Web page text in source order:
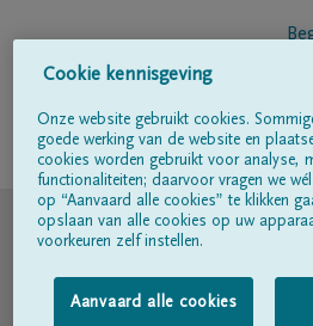
Volg ons op
© DELA
Cookie kennisgeving
Onze website gebruikt cookies.
goede werking van de website en
cookies worden gebruikt voor analyse,
functionaliteiten; daarvoor vragen we
op “Aanvaard alle cookies” te klikken
opslaan van alle cookies op uw
voorkeuren zelf instellen.
Aanvaard alle cookies